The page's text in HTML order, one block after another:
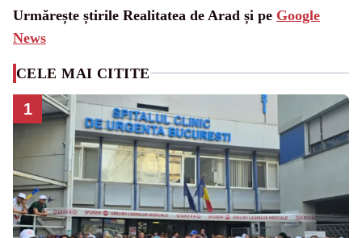
Urmărește știrile Realitatea de Arad și pe Google
News
CELE MAI CITITE
1